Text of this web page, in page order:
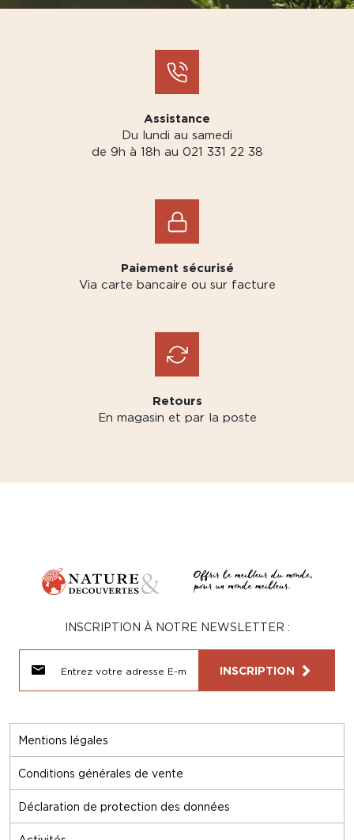
Assistance
Du lundi au samedi
de 9h à 18h au 021 331 22 38
Paiement sécurisé
Via carte bancaire ou sur facture
Retours
En magasin et par la poste
Mentions légales
Conditions générales de vente
Déclaration de protection des données
INSCRIPTION À NOTRE NEWSLETTER :
INSCRIPTION